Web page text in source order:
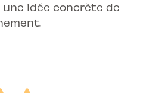
idée concrète de